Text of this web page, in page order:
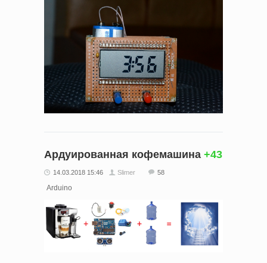
Ардуированная кофемашина +43
14.03.2018 15:46 Slimer 58
Arduino